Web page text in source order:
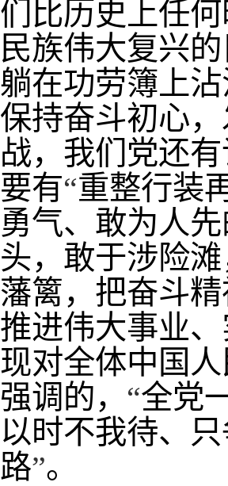
们比历史上任
民族伟大复兴
躺在功劳簿上
保持奋斗初心
战，我们党还
要有“重整行装
勇气、敢为人
头，敢于涉险
藩篱，把奋斗
推进伟大事业
现对全体中国
强调的， “全党
以时不我待、
路”。